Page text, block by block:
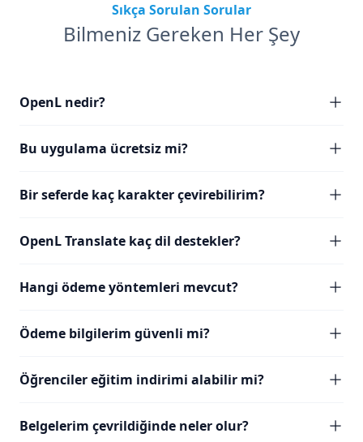
Sıkça Sorulan Sorular
Bilmeniz Gereken Her Şey
OpenL nedir?
Bu uygulama ücretsiz mi?
Bir seferde kaç karakter çevirebilirim?
OpenL Translate kaç dil destekler?
Hangi ödeme yöntemleri mevcut?
Ödeme bilgilerim güvenli mi?
Öğrenciler eğitim indirimi alabilir mi?
Belgelerim çevrildiğinde neler olur?